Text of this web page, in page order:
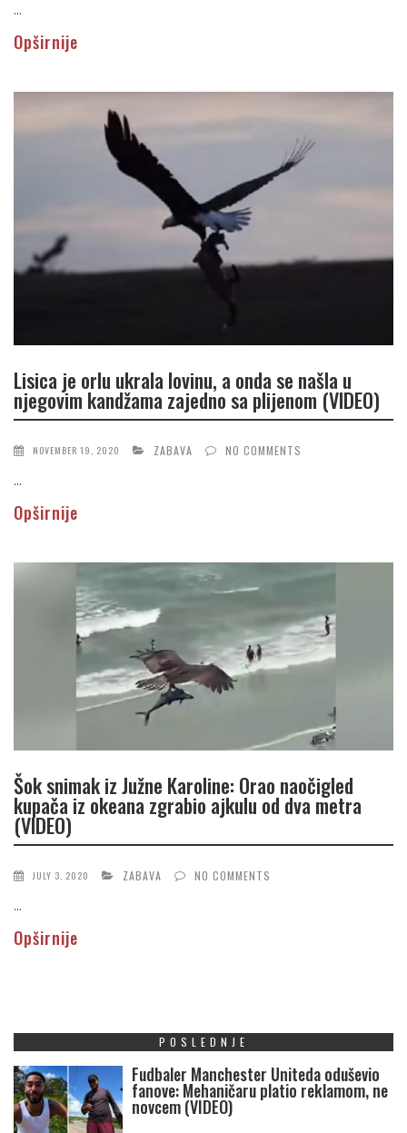
...
Opširnije
Lisica je orlu ukrala lovinu, a onda se našla u
njegovim kandžama zajedno sa plijenom (VIDEO)
NOVEMBER 19, 2020 ZABAVA NO COMMENTS
...
Opširnije
Šok snimak iz Južne Karoline: Orao naočigled
kupača iz okeana zgrabio ajkulu od dva metra
(VIDEO)
JULY 3, 2020 ZABAVA NO COMMENTS
...
Opširnije
POSLEDNJE
Fudbaler Manchester Uniteda oduševio
fanove: Mehaničaru platio reklamom, ne
novcem (VIDEO)